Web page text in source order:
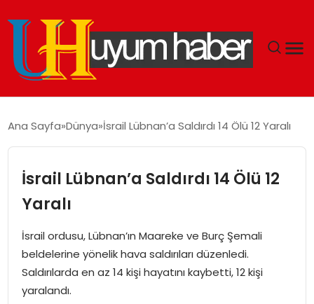
EKONOMI
SIYASET
SPOR
TEKNOLOJI
Ana Sayfa Dünya İsrail Lübnan’a Saldırdı 14 Ölü 12 Yaralı
İsrail Lübnan’a Saldırdı 14 Ölü 12
Yaralı
İsrail ordusu, Lübnan’ın Maareke ve Burç Şemali
beldelerine yönelik hava saldırıları düzenledi.
Saldırılarda en az 14 kişi hayatını kaybetti, 12 kişi
yaralandı.